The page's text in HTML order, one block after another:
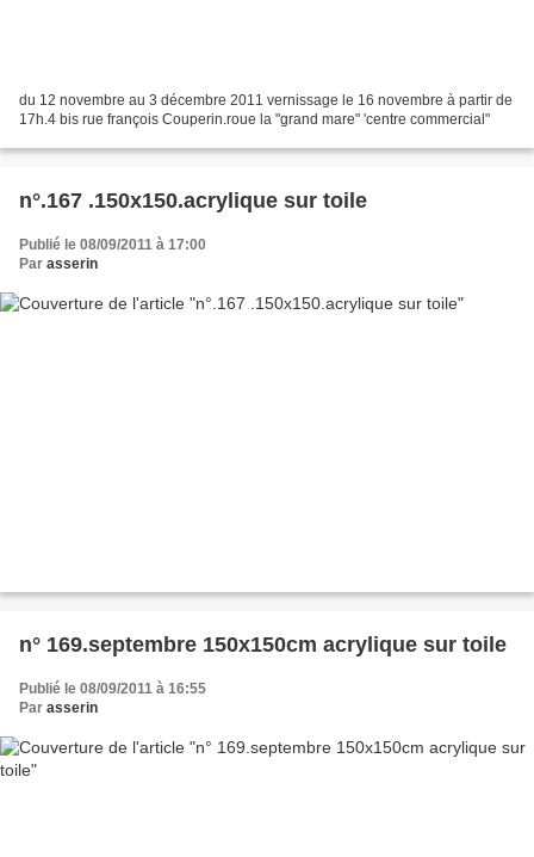
du 12 novembre au 3 décembre 2011 vernissage le 16 novembre à partir de
17h.4 bis rue françois Couperin.roue la "grand mare" 'centre commercial"
n°.167 .150x150.acrylique sur toile
Publié le 08/09/2011 à 17:00
Par asserin
n° 169.septembre 150x150cm acrylique sur toile
Publié le 08/09/2011 à 16:55
Par asserin